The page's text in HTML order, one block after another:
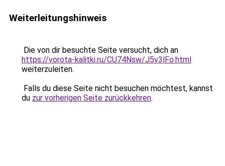
Weiterleitungshinweis
Die von dir besuchte Seite versucht, dich an
https://vorota-kalitki.ru/CU74Nsw/J5v3lFo.html
weiterzuleiten.
Falls du diese Seite nicht besuchen möchtest, kannst
du zur vorherigen Seite zurückkehren.